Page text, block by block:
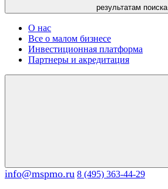
результатам поиска
О нас
Все о малом бизнесе
Инвестиционная платформа
Партнеры и акредитация
info@mspmo.ru 8 (495) 363-44-29